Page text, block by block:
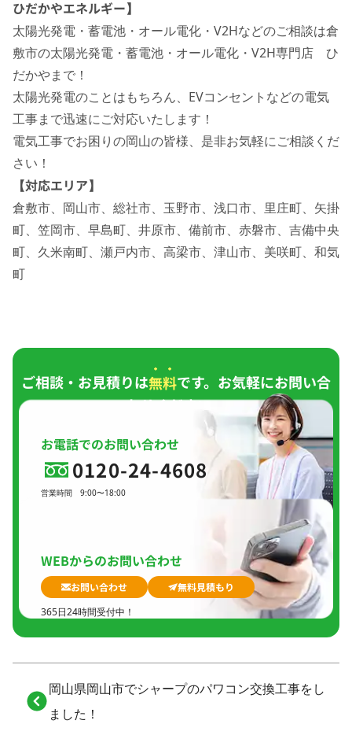
ひだかやエネルギー】
太陽光発電・蓄電池・オール電化・V2Hなどのご相談は倉
敷市の太陽光発電・蓄電池・オール電化・V2H専門店 ひ
だかやまで！
太陽光発電のことはもちろん、EVコンセントなどの電気
工事まで迅速にご対応いたします！
電気工事でお困りの岡山の皆様、是非お気軽にご相談くだ
さい！
【対応エリア】
倉敷市、岡山市、総社市、玉野市、浅口市、里庄町、矢掛
町、笠岡市、早島町、井原市、備前市、赤磐市、吉備中央
町、久米南町、瀬戸内市、高梁市、津山市、美咲町、和気
町
ご相談・お見積りは無料です。お気軽にお問い合
わせください。
お電話でのお問い合わせ
0120-24-4608
営業時間
9:00〜18:00
WEBからのお問い合わせ
お問い合わせ
無料見積もり
365日24時間受付中！
岡山県岡山市でシャープのパワコン交換工事をし
ました！